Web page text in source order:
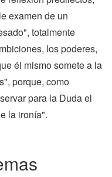
examen de un
totalmente
los poderes,
él mismo somete a la
porque, como
para la Duda el
la ironía".